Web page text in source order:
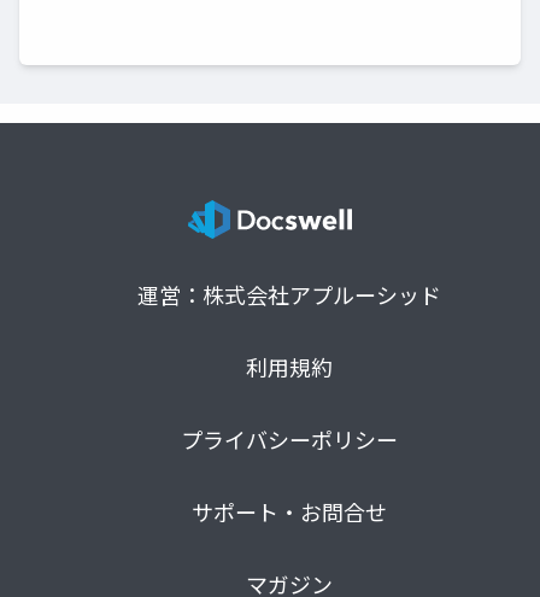
運営：株式会社アプルーシッド
利用規約
プライバシーポリシー
サポート・お問合せ
マガジン